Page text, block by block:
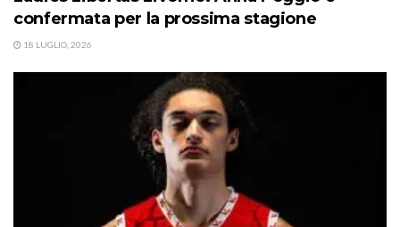
confermata per la prossima stagione
18 LUGLIO, 2026